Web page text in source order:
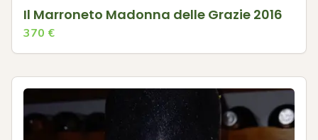
Il Marroneto Madonna delle Grazie 2016
370 €